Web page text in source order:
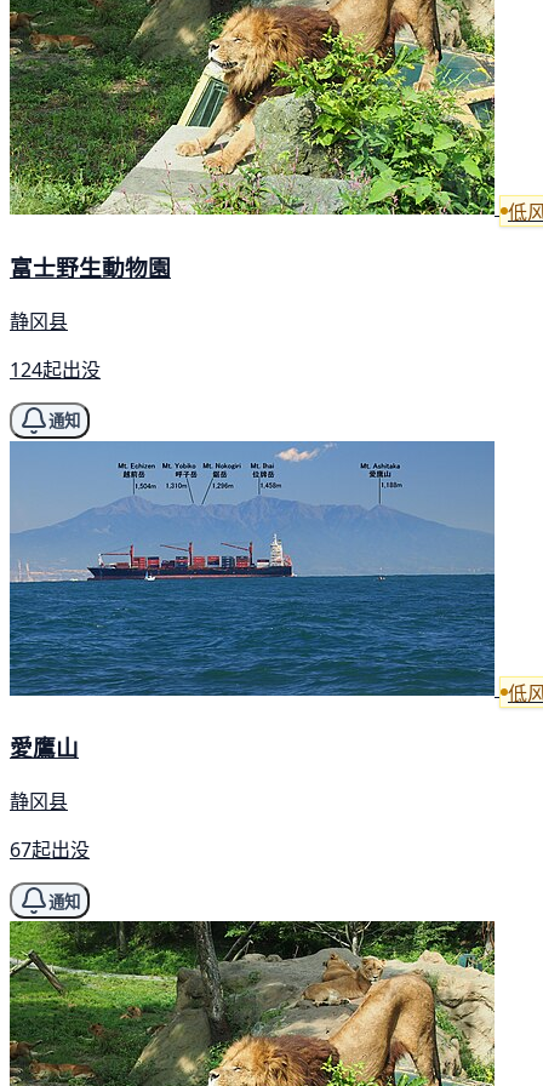
低
富士野生動物園
静冈县
124起出没
通知
低
愛鷹山
静冈县
67起出没
通知